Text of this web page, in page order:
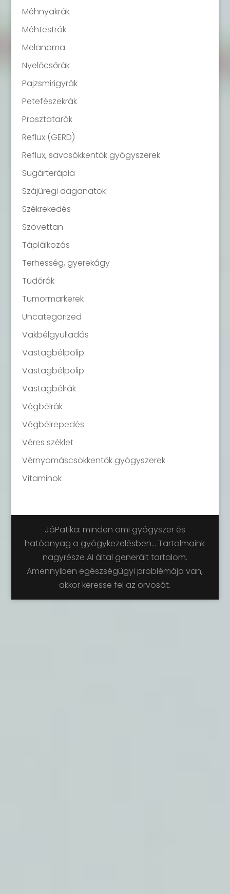
Méhnyakrák
Méhtestrák
Melanoma
Nyelőcsőrák
Pajzsmirigyrák
Petefészekrák
Prosztatarák
Reflux (GERD)
Reflux, savcsökkentők gyógyszerek
Sugárterápia
Szájüregi daganatok
Székrekedés
Szövettan
Táplálkozás
Terhesség, gyerekágy
Tüdőrák
Tumormarkerek
Uncategorized
Vakbélgyulladás
Vastagbélpolip
Vastagbélpolip
Vastagbélrák
Végbélrák
Végbélrepedés
Véres széklet
Vérnyomáscsökkentők gyógyszerek
Vitaminok
JóPatika: minden ami gyógyszer és
hatóanyag a gyógykezelésben... Tartalmaink
nagyrésze AI által generált tartalom.
Amennyiben egészségügyi problémája van,
akkor keresse fel az orvosát.